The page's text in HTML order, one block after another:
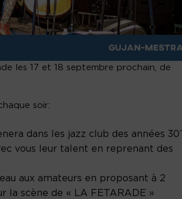
les 17 et 18 septembre prochain, de
soir:
dans les jazz club des années
vous leur talent en reprenant des
aux amateurs en proposant à 2
la scène de « LA FETARADE »